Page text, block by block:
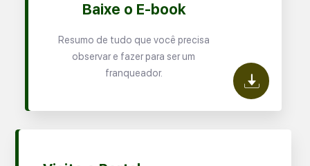
Baixe o E-book
Resumo de tudo que você precisa
observar e fazer para ser um
franqueador.